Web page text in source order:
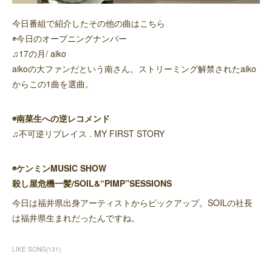
今日番組で紹介したその他の曲はこちら
◉今日のオープニングナンバー
♫17の月/ aiko
aikoの大ファンだという南さん。ストリーミング解禁されたaiko
からこの1曲を選曲。
◉南菜生への逆レコメンド
♫不可逆リプレイス . MY FIRST STORY
◉ケンミンMUSIC SHOW
殺し屋危機一髪/SOIL&“PIMP”SESSIONS
今日は福井県出身アーティストからピックアップ。SOILの社長
は福井県生まれだったんですね。
LIKE SONG(131)